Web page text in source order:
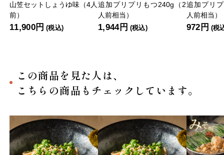
山笠セットしょうゆ味（4人
前）
11,900円 (税込)
追加プリプリもつ240g（2
人前相当）
1,944円 (税込)
追加プリ
人前相当）
972円 (税
この商品を見た人は、
こちらの商品もチェックしています。